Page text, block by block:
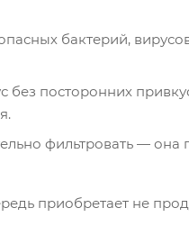
бактерий,
без посторонних
фильтровать — она
приобретает не